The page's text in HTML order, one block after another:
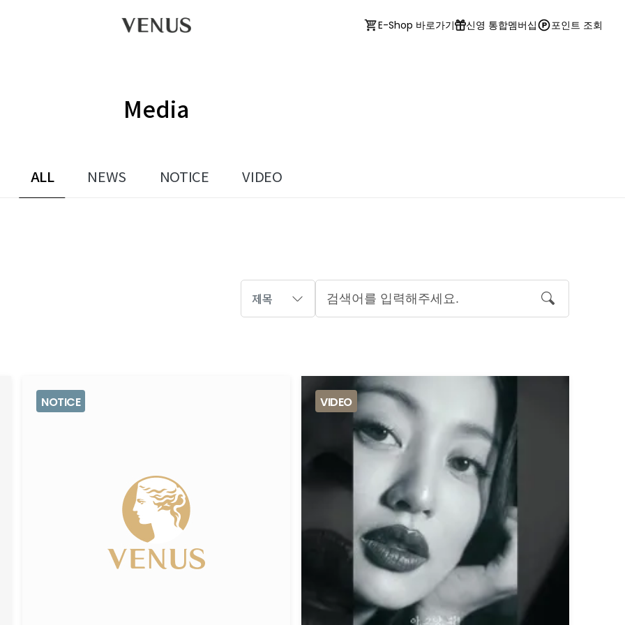
E-Shop 바로가기 신영 통합멤버십 포인트 조회
Media
ALL NEWS NOTICE VIDEO
제목
NOTICE VIDEO